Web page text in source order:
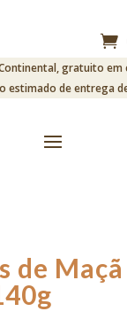
gratuito
estimado de entrega
de Maçã